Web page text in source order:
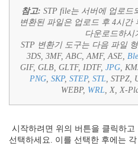
참고: STP file는 서버에 업로드
변환된 파일은 업로드 후 4시간
다운로드하시
STP 변환기 도구는 다음 파일
3DS, 3MF, ABC, AMF, ASE,
GIF, GLB, GLTF, IDTF, JPG,
PNG, SKP, STEP, STL, STPZ,
WEBP, WRL, X, X-
시작하려면 위의 버튼을 클릭하고
선택하세요. 이를 선택한 후에는